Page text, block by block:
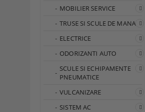
MOBILIER SERVICE
TRUSE SI SCULE DE MANA
ELECTRICE
ODORIZANTI AUTO
SCULE SI ECHIPAMENTE
PNEUMATICE
VULCANIZARE
SISTEM AC